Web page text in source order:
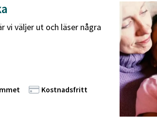
vi väljer ut och läser några
Kostnadsfritt